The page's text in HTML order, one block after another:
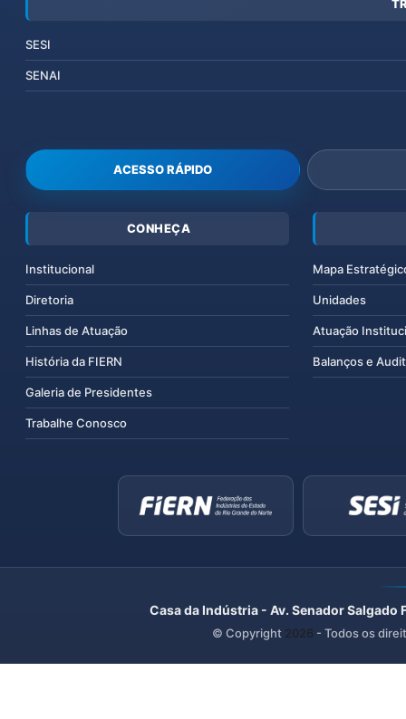
SESI
SENAI
ACESSO RÁPIDO
CONHEÇA
Institucional
Diretoria
Linhas de Atuação
História da FIERN
Galeria de Presidentes
Trabalhe Conosco
Mapa
Unidades
Atuação
Balanços e
Casa da Indústria - Av. Senador
© Copyright 2026 - Todos os